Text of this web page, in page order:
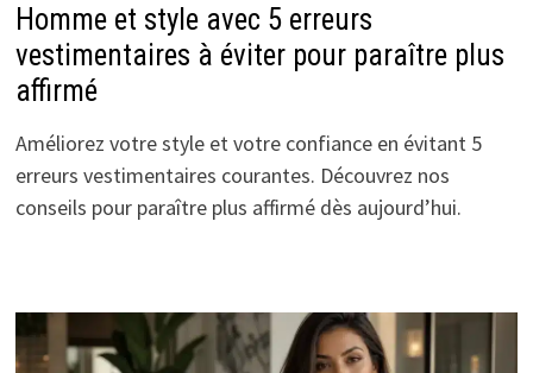
Homme et style avec 5 erreurs
vestimentaires à éviter pour paraître plus
affirmé
Améliorez votre style et votre confiance en évitant 5
erreurs vestimentaires courantes. Découvrez nos
conseils pour paraître plus affirmé dès aujourd’hui.